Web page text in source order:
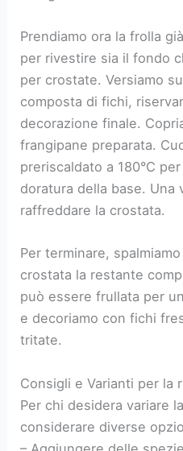
Prendiamo ora la frolla
per rivestire sia il fondo
per crostate. Versiamo
composta di fichi,
decorazione finale.
frangipane preparata.
preriscaldato a 180°C
doratura della base. Una
raffreddare la crostata.
Per terminare,
crostata la restante
può essere frullata per
e decoriamo con fichi
tritate.
Consigli e Varianti per la
Per chi desidera variare
considerare diverse